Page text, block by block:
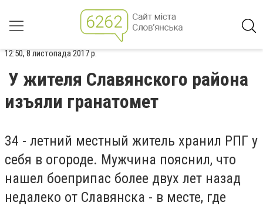
12:50, 8 листопада 2017 р.
У жителя Славянского района
изъяли гранатомет
34 - летний местный житель хранил РПГ у
себя в огороде. Мужчина пояснил, что
нашел боеприпас более двух лет назад
недалеко от Славянска - в месте, где